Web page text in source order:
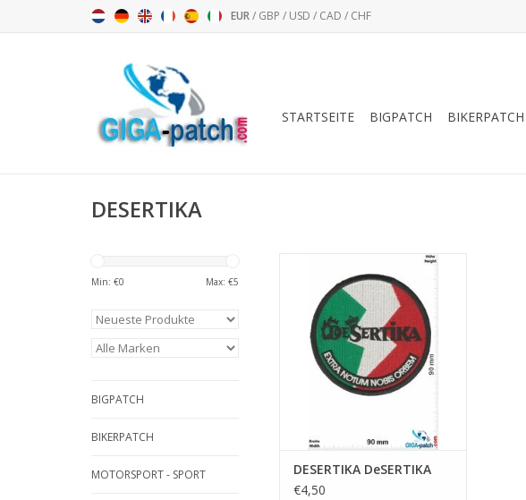
EUR/ GBP / USD / CAD / CHF
STARTSEITE BIGPATCH BIKERPATCH
DESERTIKA
Min: €0 Max: €5
BIGPATCH
BIKERPATCH
MOTORSPORT - SPORT
ZUM WARENKORB HINZUFÜGEN
DESERTIKA DeSERTIKA
€4,50